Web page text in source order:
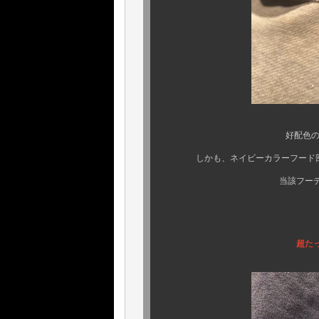
好配色のGRAY ×
しかも、ネイビーカラーフード部の
当該フーディーの魅力
超たっぷり、ゆった